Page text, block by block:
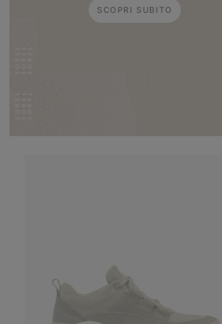
SCOPRI SUBITO